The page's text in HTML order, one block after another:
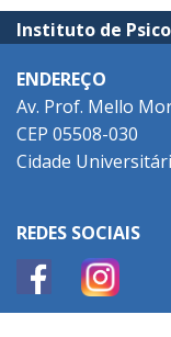
Instituto de
ENDEREÇO
Av. Prof. Mello
CEP 05508-030
Cidade
REDES SOCIAIS